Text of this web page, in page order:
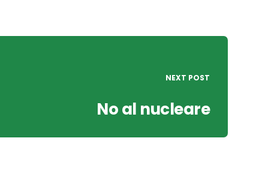
NEXT POST
No al nucleare